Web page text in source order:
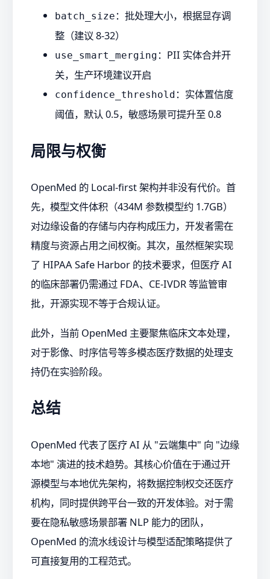
batch_size ：批处理大小，根据显存调
整（建议 8-32）
use_smart_merging ：PII 实体合并开
关，生产环境建议开启
confidence_threshold ：实体置信度
阈值，默认 0.5，敏感场景可提升至 0.8
局限与权衡
OpenMed 的 Local-first 架构并非没有代价。首
先，模型文件体积（434M 参数模型约 1.7GB）
对边缘设备的存储与内存构成压力，开发者需在
精度与资源占用之间权衡。其次，虽然框架实现
了 HIPAA Safe Harbor 的技术要求，但医疗 AI
的临床部署仍需通过 FDA、CE-IVDR 等监管审
批，开源实现不等于合规认证。
此外，当前 OpenMed 主要聚焦临床文本处理，
对于影像、时序信号等多模态医疗数据的处理支
持仍在实验阶段。
总结
OpenMed 代表了医疗 AI 从 "云端集中" 向 "边缘
本地" 演进的技术趋势。其核心价值在于通过开
源模型与本地优先架构，将数据控制权交还医疗
机构，同时提供跨平台一致的开发体验。对于需
要在隐私敏感场景部署 NLP 能力的团队，
OpenMed 的流水线设计与模型适配策略提供了
可直接复用的工程范式。